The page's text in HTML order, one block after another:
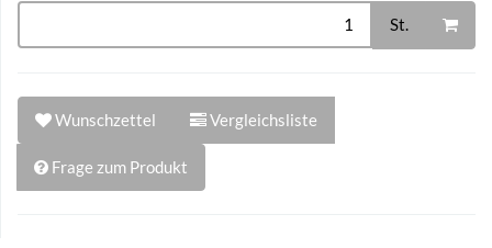
St.
Wunschzettel Vergleichsliste
Frage zum Produkt